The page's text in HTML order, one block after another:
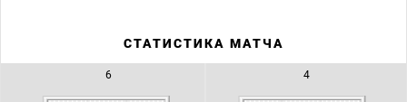
СТАТИСТИКА МАТЧА
6 4